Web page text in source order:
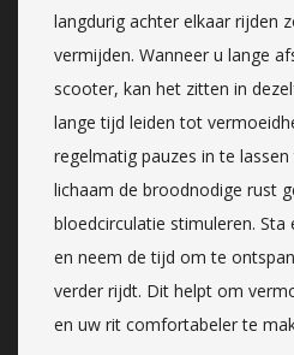
langdurig achter elkaar rijden
vermijden. Wanneer u lange
scooter, kan het zitten in
lange tijd leiden tot
regelmatig pauzes in te
lichaam de broodnodige rust
bloedcirculatie stimuleren.
en neem de tijd om te
verder rijdt. Dit helpt om
en uw rit comfortabeler te